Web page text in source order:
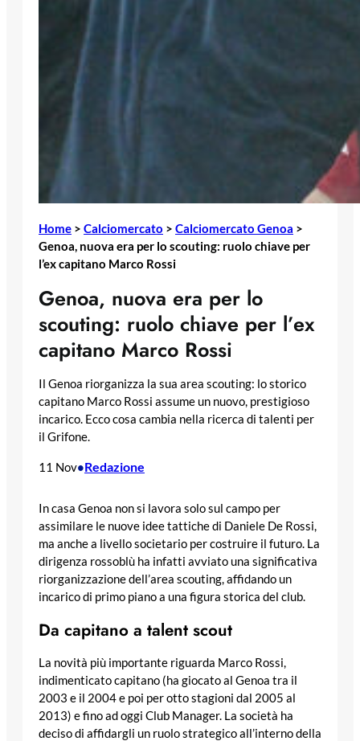
Home > Calciomercato > Calciomercato Genoa >
Genoa, nuova era per lo scouting: ruolo chiave per
l’ex capitano Marco Rossi
Genoa, nuova era per lo
scouting: ruolo chiave per l’ex
capitano Marco Rossi
Il Genoa riorganizza la sua area scouting: lo storico
capitano Marco Rossi assume un nuovo, prestigioso
incarico. Ecco cosa cambia nella ricerca di talenti per
il Grifone.
11 Nov•Redazione
In casa Genoa non si lavora solo sul campo per
assimilare le nuove idee tattiche di Daniele De Rossi,
ma anche a livello societario per costruire il futuro. La
dirigenza rossoblù ha infatti avviato una significativa
riorganizzazione dell’area scouting, affidando un
incarico di primo piano a una figura storica del club.
Da capitano a talent scout
La novità più importante riguarda Marco Rossi,
indimenticato capitano (ha giocato al Genoa tra il
2003 e il 2004 e poi per otto stagioni dal 2005 al
2013) e fino ad oggi Club Manager. La società ha
deciso di affidargli un ruolo strategico all’interno della